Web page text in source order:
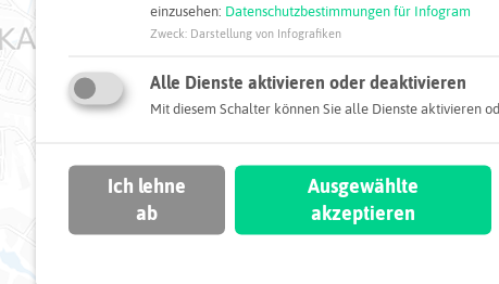
einzusehen: Datenschutzbestimmungen für Infogram
Zweck: Darstellung von Infografiken
Alle Dienste aktivieren oder deaktivieren
Mit diesem Schalter können Sie alle Dienste aktivieren
Ich lehne
ab
Ausgewählte
akzeptieren